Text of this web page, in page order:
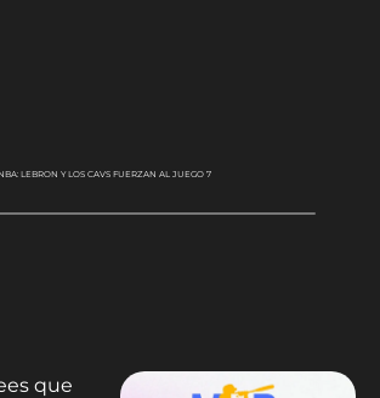
LEBRON Y LOS CAVS FUERZAN AL JUEGO 7
que